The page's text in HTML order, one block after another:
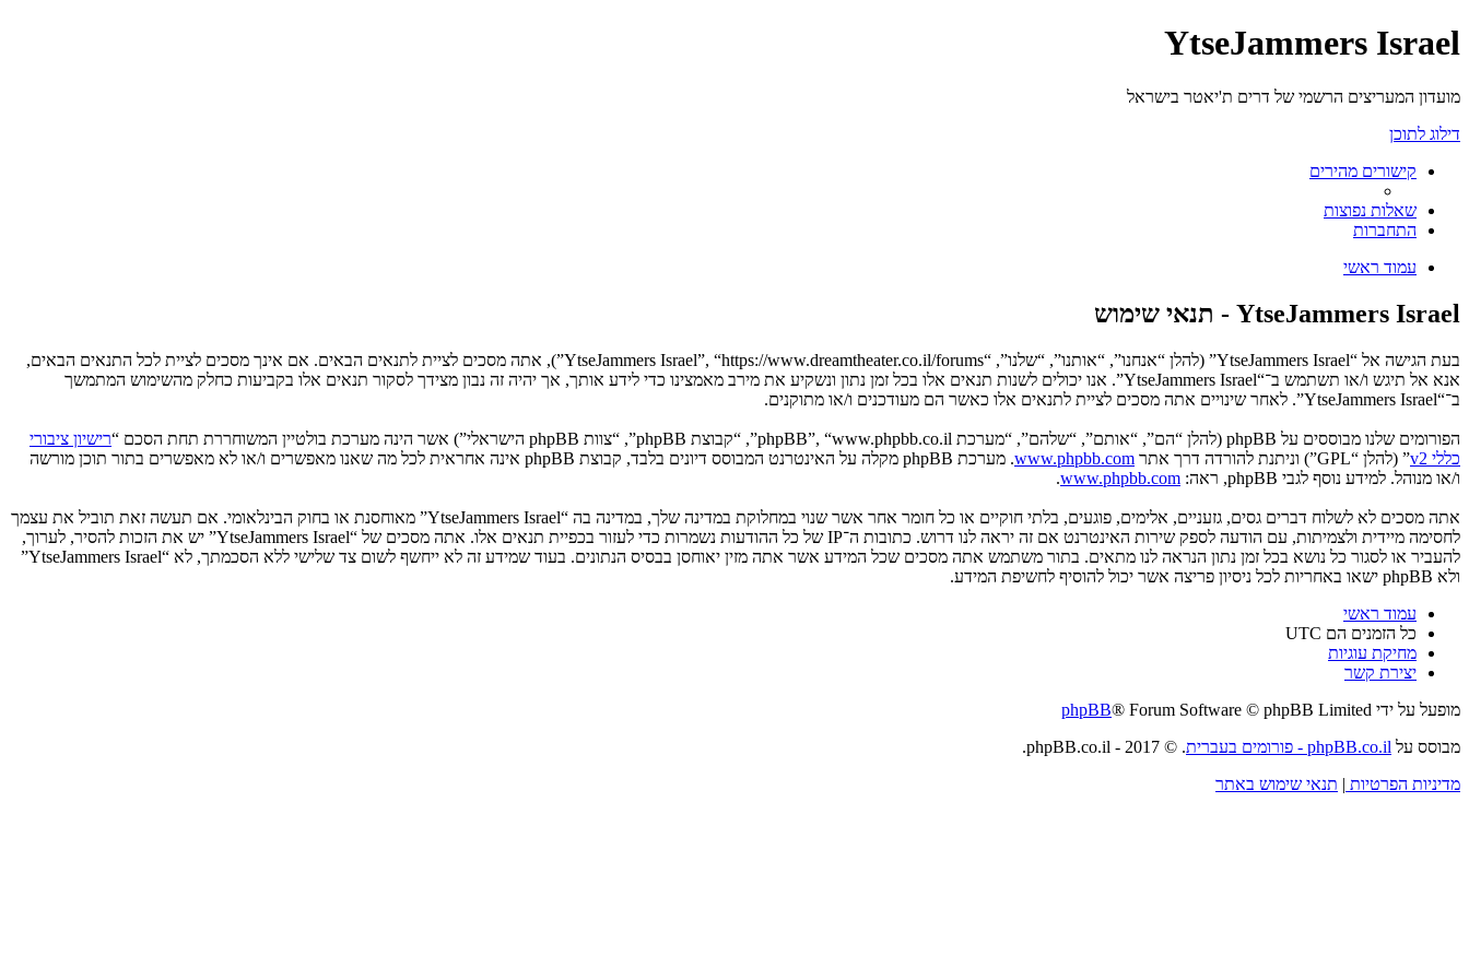
YtseJammers Israel
מועדון המעריצים הרשמי של דרים ת'יאטר בישראל
דילוג לתוכן
קישורים מהירים
שאלות נפוצות
התחברות
עמוד ראשי
YtseJammers Israel - תנאי שימוש
בעת הגישה אל “YtseJammers Israel” (להלן “אנחנו”, “אותנו”, “שלנו”, “YtseJammers Israel”, “https://www.dreamtheater.co.il/forums”), אתה מסכים לציית לתנאים הבאים. אם אינך מסכים לציית לכל התנאים הבאים,
אנא אל תיגש ו/או תשתמש ב־“YtseJammers Israel”. אנו יכולים לשנות תנאים אלו בכל זמן נתון ונשקיע את מירב מאמצינו כדי לידע אותך, אך יהיה זה נבון מצידך לסקור תנאים אלו בקביעות כחלק מהשימוש המתמשך
ב־“YtseJammers Israel”. לאחר שינויים אתה מסכים לציית לתנאים אלו כאשר הם מעודכנים ו/או מתוקנים.
הפורומים שלנו מבוססים על phpBB (להלן “הם”, “אותם”, “שלהם”, “מערכת phpBB”, “www.phpbb.co.il”, “קבוצת phpBB”, “צוות phpBB הישראלי”) אשר הינה מערכת בולטיין המשוחררת תחת הסכם “
רישיון ציבורי
כללי v2
” (להלן “GPL”) וניתנת להורדה דרך אתר www.phpbb.com
. מערכת phpBB מקלה על האינטרנט המבוסס דיונים בלבד, קבוצת phpBB אינה אחראית לכל מה שאנו מאפשרים ו/או לא מאפשרים בתור תוכן מורשה
ו/או מנוהל. למידע נוסף לגבי phpBB, ראה:
www.phpbb.com
.
אתה מסכים לא לשלוח דברים גסים, גזעניים, אלימים, פוגעים, בלתי חוקיים או כל חומר אחר אשר שנוי במחלוקת במדינה שלך, במדינה בה “YtseJammers Israel” מאוחסנת או בחוק הבינלאומי. אם תעשה זאת תוביל את עצמך
לחסימה מיידית ולצמיתות, עם הודעה לספק שירות האינטרנט אם זה יראה לנו דרוש. כתובות ה־IP של כל ההודעות נשמרות כדי לעזור בכפיית תנאים אלו. אתה מסכים של “YtseJammers Israel” יש את הזכות להסיר, לערוך,
להעביר או לסגור כל נושא בכל זמן נתון הנראה לנו מתאים. בתור משתמש אתה מסכים שכל המידע אשר אתה מזין יאוחסן בבסיס הנתונים. בעוד שמידע זה לא ייחשף לשום צד שלישי ללא הסכמתך, לא “YtseJammers Israel”
ולא phpBB ישאו באחריות לכל ניסיון פריצה אשר יכול להוסיף לחשיפת המידע.
עמוד ראשי
כל הזמנים הם UTC
מחיקת עוגיות
יצירת קשר
מופעל על ידי
phpBB® Forum Software © phpBB Limited
מבוסס על phpBB.co.il - פורומים בעברית
. © 2017 - phpBB.co.il.
מדיניות הפרטיות | תנאי שימוש באתר